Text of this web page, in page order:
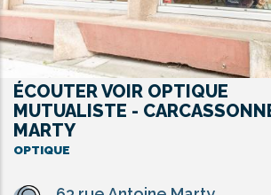
ÉCOUTER VOIR OPTIQUE
MUTUALISTE -
MARTY
OPTIQUE